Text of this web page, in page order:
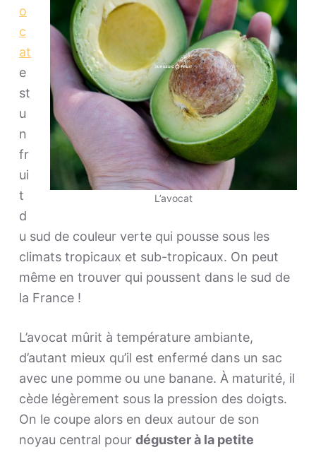
L’avocat
o
c
at
e
st
u
n
fr
ui
t
d
u sud de couleur verte qui pousse sous les
climats tropicaux et sub-tropicaux. On peut
même en trouver qui poussent dans le sud de
la France !
L’avocat mûrit à température ambiante,
d’autant mieux qu’il est enfermé dans un sac
avec une pomme ou une banane. À maturité, il
cède légèrement sous la pression des doigts.
On le coupe alors en deux autour de son
noyau central pour déguster à la petite